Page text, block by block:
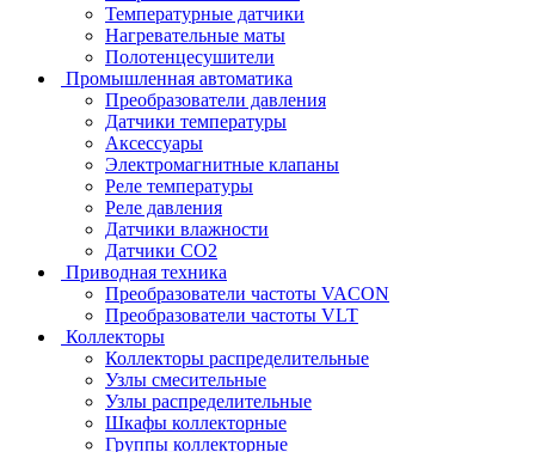
Температурные датчики
Нагревательные маты
Полотенцесушители
Промышленная автоматика
Преобразователи давления
Датчики температуры
Аксессуары
Электромагнитные клапаны
Реле температуры
Реле давления
Датчики влажности
Датчики CO2
Приводная техника
Преобразователи частоты VACON
Преобразователи частоты VLT
Коллекторы
Коллекторы распределительные
Узлы смесительные
Узлы распределительные
Шкафы коллекторные
Группы коллекторные